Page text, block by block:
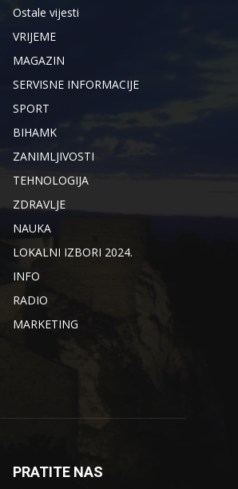
Ostale vijesti
VRIJEME
MAGAZIN
SERVISNE INFORMACIJE
SPORT
BIHAMK
ZANIMLJIVOSTI
TEHNOLOGIJA
ZDRAVLJE
NAUKA
LOKALNI IZBORI 2024.
INFO
RADIO
MARKETING
PRATITE NAS